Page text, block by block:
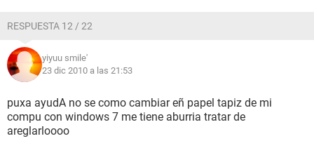
RESPUESTA 12 / 22
yiyuu smile'
23 dic 2010 a las 21:53
puxa ayudA no se como cambiar eñ papel tapiz de mi
compu con windows 7 me tiene aburria tratar de
areglarloooo